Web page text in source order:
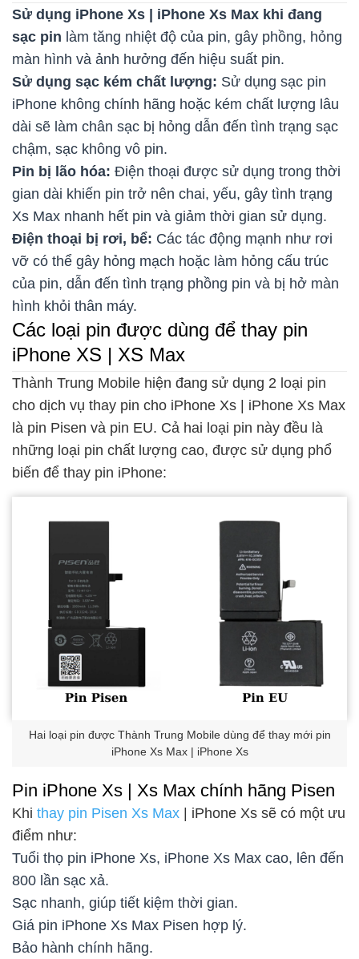
Sử dụng iPhone Xs | iPhone Xs Max khi đang
sạc pin làm tăng nhiệt độ của pin, gây phồng, hỏng
màn hình và ảnh hưởng đến hiệu suất pin.
Sử dụng sạc kém chất lượng: Sử dụng sạc pin
iPhone không chính hãng hoặc kém chất lượng lâu
dài sẽ làm chân sạc bị hỏng dẫn đến tình trạng sạc
chậm, sạc không vô pin.
Pin bị lão hóa: Điện thoại được sử dụng trong thời
gian dài khiến pin trở nên chai, yếu, gây tình trạng
Xs Max nhanh hết pin và giảm thời gian sử dụng.
Điện thoại bị rơi, bể: Các tác động mạnh như rơi
vỡ có thể gây hỏng mạch hoặc làm hỏng cấu trúc
của pin, dẫn đến tình trạng phồng pin và bị hở màn
hình khỏi thân máy.
Các loại pin được dùng để thay pin
iPhone XS | XS Max
Thành Trung Mobile hiện đang sử dụng 2 loại pin
cho dịch vụ thay pin cho iPhone Xs | iPhone Xs Max
là pin Pisen và pin EU. Cả hai loại pin này đều là
những loại pin chất lượng cao, được sử dụng phổ
biến để thay pin iPhone:
Hai loại pin được Thành Trung Mobile dùng để thay mới pin
iPhone Xs Max | iPhone Xs
Pin iPhone Xs | Xs Max chính hãng Pisen
Khi thay pin Pisen Xs Max | iPhone Xs sẽ có một ưu
điểm như:
Tuổi thọ pin iPhone Xs, iPhone Xs Max cao, lên đến
800 lần sạc xả.
Sạc nhanh, giúp tiết kiệm thời gian.
Giá pin iPhone Xs Max Pisen hợp lý.
Bảo hành chính hãng.